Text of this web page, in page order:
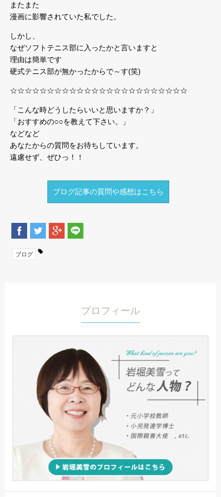
またまた
漫画に影響されていた私でした。
しかし、
なぜソフトテニス部に入ったかと言いますと
理由は簡単です
硬式テニス部が無かったからで～す(笑)
☆☆☆☆☆☆☆☆☆☆☆☆☆☆☆☆☆☆☆☆☆☆☆☆
「こんな時どうしたらいいと思いますか？」
「おすすめの○○を教えて下さい。」
などなど
あなたからの質問をお待ちしています。
遠慮せず、ぜひっ！！
ブログ記事の質問や感想はこちら
ブログ
プロフィール